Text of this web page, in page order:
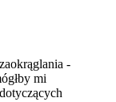
-
mi